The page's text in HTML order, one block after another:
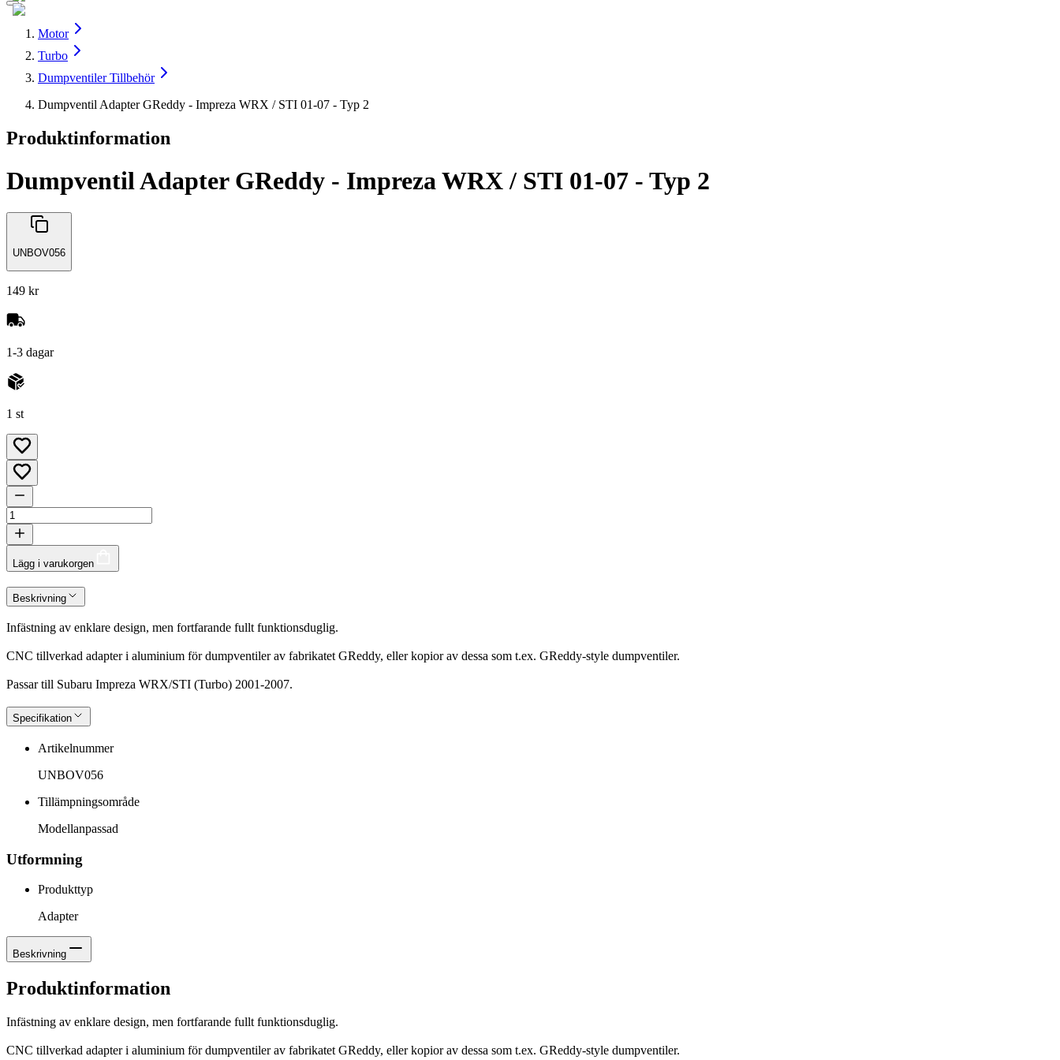
Motor
Turbo
Dumpventiler Tillbehör
Dumpventil Adapter GReddy - Impreza WRX / STI 01-07 - Typ 2
Produktinformation
Dumpventil Adapter GReddy - Impreza WRX / STI 01-07 - Typ 2
UNBOV056
149 kr
1-3 dagar
1 st
Lägg i varukorgen
Beskrivning
Infästning av enklare design, men fortfarande fullt funktionsduglig.
CNC tillverkad adapter i aluminium för dumpventiler av fabrikatet GReddy, eller kopior av dessa som t.ex. GReddy-style dumpventiler.
Passar till Subaru Impreza WRX/STI (Turbo) 2001-2007.
Specifikation
Artikelnummer
UNBOV056
Tillämpningsområde
Modellanpassad
Utformning
Produkttyp
Adapter
Beskrivning
Produktinformation
Infästning av enklare design, men fortfarande fullt funktionsduglig.
CNC tillverkad adapter i aluminium för dumpventiler av fabrikatet GReddy, eller kopior av dessa som t.ex. GReddy-style dumpventiler.